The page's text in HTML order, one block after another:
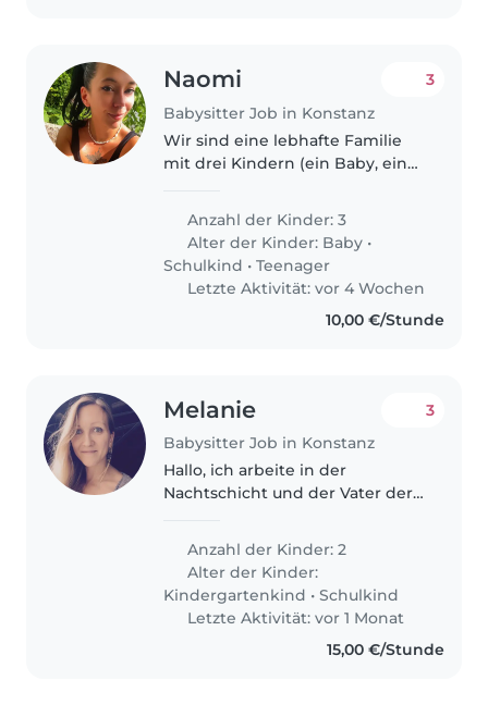
Naomi
Babysitter Job in Konstanz
3
Wir sind eine lebhafte Familie
mit drei Kindern (ein Baby, ein
Babysitterin oder einer anderen
Mutter/Vater sucht, um uns..
Anzahl der Kinder: 3
Alter der Kinder: Baby •
Schulkind •Teenager
Letzte Aktivität: vor 4 Wochen
10,00 €/Stunde
Melanie
Babysitter Job in Konstanz
3
Hallo, ich arbeite in der
Nachtschicht und der Vater der
Babysitter fuer unsere Kinder
Bennett (8 Jahre) und Nova (4
Jahre), wenn wir mal keine
Betreuung..
Anzahl der Kinder: 2
Alter der Kinder:
Kindergartenkind •Schulkind
Letzte Aktivität: vor 1 Monat
15,00 €/Stunde